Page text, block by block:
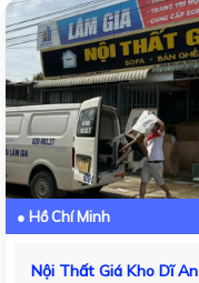
● Hồ Chí Minh
Nội Thất Giá Kho Dĩ An